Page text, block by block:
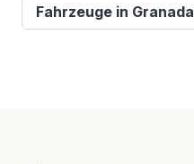
Fahrzeuge in Granada